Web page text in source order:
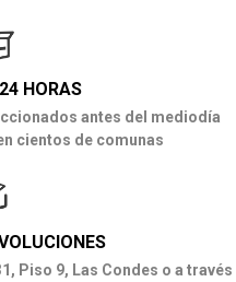
HORAS
antes del mediodía
cientos de comunas
Piso 9, Las Condes o a través